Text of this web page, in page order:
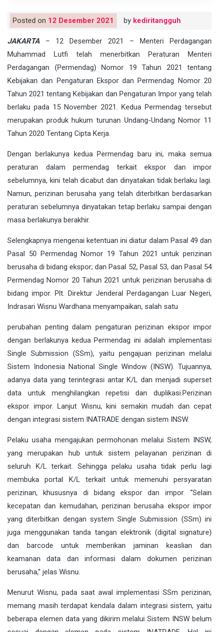
Posted on 12 Desember 2021 by kediritangguh
JAKARTA – 12 Desember 2021 – Menteri Perdagangan
Muhammad Lutfi telah menerbitkan Peraturan Menteri
Perdagangan (Permendag) Nomor 19 Tahun 2021 tentang
Kebijakan dan Pengaturan Ekspor dan Permendag Nomor 20
Tahun 2021 tentang Kebijakan dan Pengaturan Impor yang telah
berlaku pada 15 November 2021. Kedua Permendag tersebut
merupakan produk hukum turunan Undang-Undang Nomor 11
Tahun 2020 Tentang Cipta Kerja.
Dengan berlakunya kedua Permendag baru ini, maka semua
peraturan dalam permendag terkait ekspor dan impor
sebelumnya, kini telah dicabut dan dinyatakan tidak berlaku lagi.
Namun, perizinan berusaha yang telah diterbitkan berdasarkan
peraturan sebelumnya dinyatakan tetap berlaku sampai dengan
masa berlakunya berakhir.
Selengkapnya mengenai ketentuan ini diatur dalam Pasal 49 dan
Pasal 50 Permendag Nomor 19 Tahun 2021 untuk perizinan
berusaha di bidang ekspor; dan Pasal 52, Pasal 53, dan Pasal 54
Permendag Nomor 20 Tahun 2021 untuk perizinan berusaha di
bidang impor. Plt. Direktur Jenderal Perdagangan Luar Negeri,
Indrasari Wisnu Wardhana menyampaikan, salah satu
perubahan penting dalam pengaturan perizinan ekspor impor
dengan berlakunya kedua Permendag ini adalah implementasi
Single Submission (SSm), yaitu pengajuan perizinan melalui
Sistem Indonesia National Single Window (INSW). Tujuannya,
adanya data yang terintegrasi antar K/L dan menjadi superset
data untuk menghilangkan repetisi dan duplikasi.Perizinan
ekspor impor. Lanjut Wisnu, kini semakin mudah dan cepat
dengan integrasi sistem INATRADE dengan sistem INSW.
Pelaku usaha mengajukan permohonan melalui Sistem INSW,
yang merupakan hub untuk sistem pelayanan perizinan di
seluruh K/L terkait. Sehingga pelaku usaha tidak perlu lagi
membuka portal K/L terkait untuk memenuhi persyaratan
perizinan, khususnya di bidang ekspor dan impor. “Selain
kecepatan dan kemudahan, perizinan berusaha ekspor impor
yang diterbitkan dengan system Single Submission (SSm) ini
juga menggunakan tanda tangan elektronik (digital signature)
dan barcode untuk memberikan jaminan keaslian dan
keamanan data dan informasi dalam dokumen perizinan
berusaha,” jelas Wisnu.
Menurut Wisnu, pada saat awal implementasi SSm perizinan,
memang masih terdapat kendala dalam integrasi sistem, yaitu
beberapa elemen data yang dikirim melalui Sistem INSW belum